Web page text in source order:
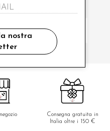
NEWSLETTER
privacy.
Consegna gratuita in
Italia oltre i 150 €
nostra